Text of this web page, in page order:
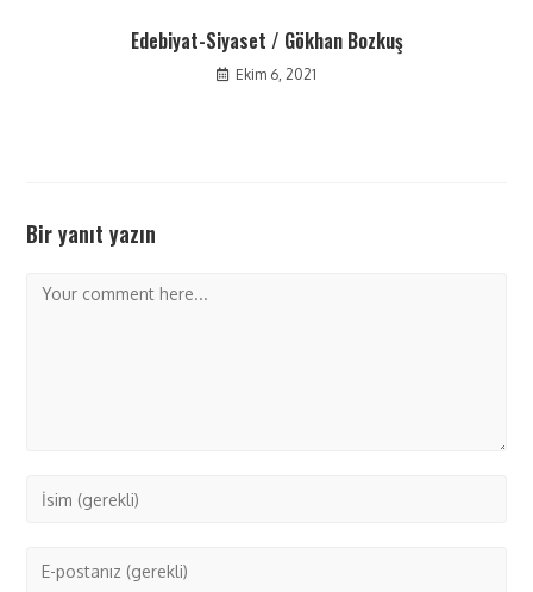
Edebiyat-Siyaset / Gökhan Bozkuş
Ekim 6, 2021
Bir yanıt yazın